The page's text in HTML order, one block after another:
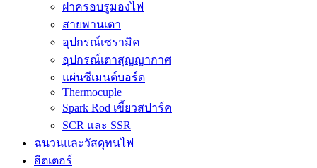
ฝาครอบรูมองไฟ
สายพานเตา
อุปกรณ์เซรามิค
อุปกรณ์เตาสุญญากาศ
แผ่นซีเมนต์บอร์ด
Thermocuple
Spark Rod เขี้ยวสปาร์ค
SCR และ SSR
ฉนวนและวัสดุทนไฟ
ฮีตเตอร์